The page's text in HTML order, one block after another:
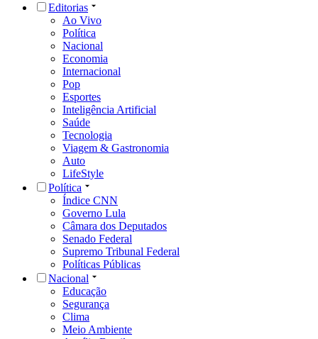
Editorias
Ao Vivo
Política
Nacional
Economia
Internacional
Pop
Esportes
Inteligência Artificial
Saúde
Tecnologia
Viagem & Gastronomia
Auto
LifeStyle
Política
Índice CNN
Governo Lula
Câmara dos Deputados
Senado Federal
Supremo Tribunal Federal
Políticas Públicas
Nacional
Educação
Segurança
Clima
Meio Ambiente